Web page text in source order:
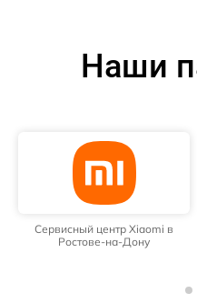
Наши
Сервисный центр Xiaomi в
Ростове-на-Дону